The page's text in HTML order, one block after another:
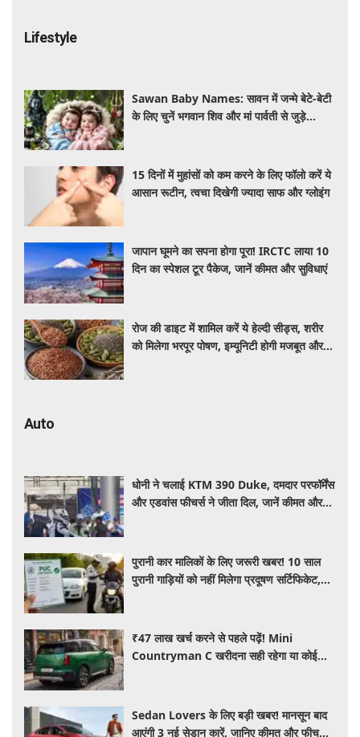
Lifestyle
Sawan Baby Names: सावन में जन्मे बेटे-बेटी
के लिए चुनें भगवान शिव और मां पार्वती से जुड़े
15 दिनों में मुहांसों को कम करने के लिए फॉलो करें ये
आसान रूटीन, त्वचा दिखेगी ज्यादा साफ और ग्लोइंग
जापान घूमने का सपना होगा पूरा! IRCTC लाया 10
दिन का स्पेशल टूर पैकेज, जानें कीमत और सुविधाएं
रोज की डाइट में शामिल करें ये हेल्दी सीड्स, शरीर
को मिलेगा भरपूर पोषण, इम्यूनिटी होगी मजबूत और
Auto
धोनी ने चलाई KTM 390 Duke, दमदार परफॉर्मेंस
और एडवांस फीचर्स ने जीता दिल, जानें कीमत और
पुरानी कार मालिकों के लिए जरूरी खबर! 10 साल
पुरानी गाड़ियों को नहीं मिलेगा प्रदूषण सर्टिफिकेट,
₹47 लाख खर्च करने से पहले पढ़ें! Mini
Countryman C खरीदना सही रहेगा या कोई
Sedan Lovers के लिए बड़ी खबर! मानसून बाद
आएंगी 3 नई सेडान कारें, जानिए कीमत और फीचर्स